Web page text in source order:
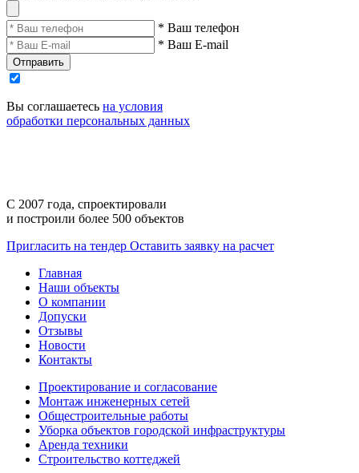
* Ваш телефон
* Ваш E-mail
Отправить
Вы соглашаетесь на условия
обработки персональных данных
С 2007 года, спроектировали
и построили более 500 объектов
Пригласить на тендер Оставить заявку на расчет
Главная
Наши объекты
О компании
Допуски
Отзывы
Новости
Контакты
Проектирование и согласование
Монтаж инженерных сетей
Общестроительные работы
Уборка объектов городской инфраструктуры
Аренда техники
Строительство коттеджей